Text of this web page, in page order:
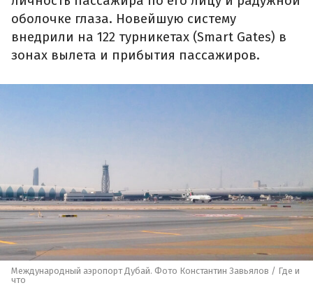
оболочке глаза. Новейшую систему
внедрили на 122 турникетах (Smart Gates) в
зонах вылета и прибытия пассажиров.
Международный аэропорт Дубай. Фото Константин Завьялов / Где и
что